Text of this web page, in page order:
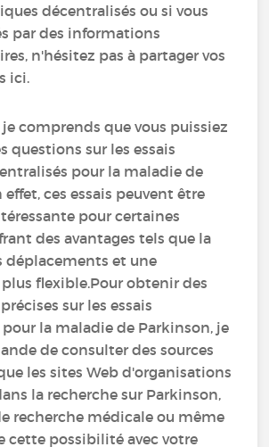
décentralisés ou si vous
par des informations
n'hésitez pas à partager vos
ici.
je comprends que vous puissiez
questions sur les essais
pour la maladie de
effet, ces essais peuvent être
pour certaines
des avantages tels que la
déplacements et une
flexible.Pour obtenir des
sur les essais
la maladie de Parkinson, je
de consulter des sources
les sites Web d'organisations
la recherche sur Parkinson,
recherche médicale ou même
cette possibilité avec votre